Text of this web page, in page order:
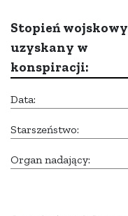
Stopień wojskowy
uzyskany w
konspiracji:
Data:
Starszeństwo:
Organ nadający: